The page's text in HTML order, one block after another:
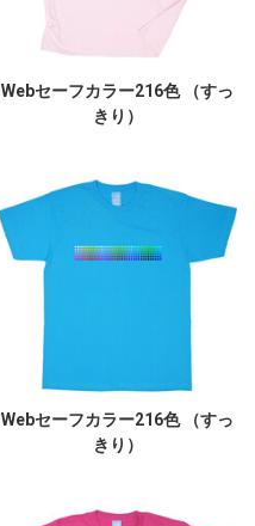
Webセーフカラー216色 （すっ
きり）
Webセーフカラー216色 （すっ
きり）